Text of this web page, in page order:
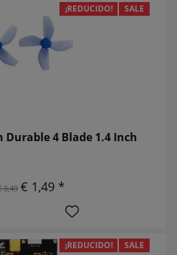
¡REDUCIDO! SALE
Durable 4 Blade 1.4 Inch
3,49 € 1,49 *
¡REDUCIDO! SALE